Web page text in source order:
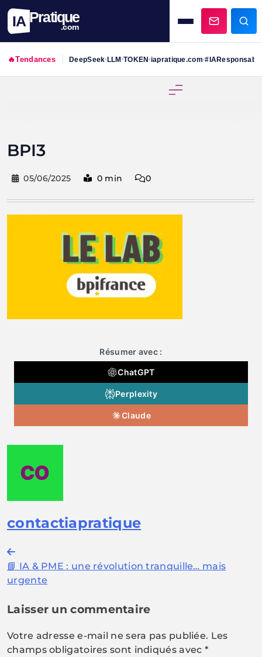
IA Pratique
.com
🔥Tendances DeepSeek•LLM•TOKEN•iapratique.com•#IAResponsable
BPI3
05/06/2025 0 min 0
Résumer avec :
ChatGPT
Perplexity
Claude
contactiapratique
Navigation
de
📘 IA & PME : une révolution tranquille… mais
urgente
Laisser un commentaire
Votre adresse e-mail ne sera pas publiée. Les
champs obligatoires sont indiqués avec *